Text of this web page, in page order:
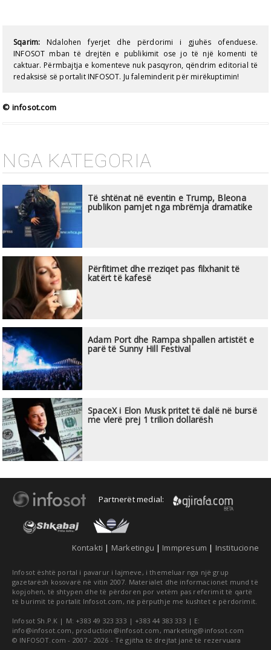
Sqarim: Ndalohen fyerjet dhe përdorimi i gjuhës ofenduese.
INFOSOT mban të drejtën e publikimit ose jo të një komenti të
caktuar. Përmbajtja e komenteve nuk pasqyron, qëndrim editorial të
redaksisë së portalit INFOSOT. Ju faleminderit për mirëkuptimin!
© infosot.com
NGA KATEGORIA
Të shtënat në eventin e Trump, Bleona
publikon pamjet nga mbrëmja dramatike
Përfitimet dhe rreziqet pas filxhanit të
katërt të kafesë
Adam Port dhe Rampa shpallen artistët e
parë të Sunny Hill Festival
SpaceX i Elon Musk pritet të dalë në bursë
me vlerë prej 1 trilion dollarësh
Partnerët medial:
Kontakti | Marketingu | Immpresum | Institucione
Infosot është portal i pavarur i lajmeve, i themeluar nga një grup
gazetarësh kosovarë në vitin 2007. Materialet dhe informacionet mund të
kopjohen, të shtypen dhe të përdoren por vetëm pas referimit të qartë
të burimit të portalit Infosot.com, në përputhje me kushtet e përdorimit.
Infosot Sh.P.K | M: +383 49 323 333 | +383 44 383 333 | E:
info@infosot.com, production@infosot.com, marketing@infosot.com
© INFOSOT.com - 2007 - 2026 - Të gjitha të drejtat janë të rezervuara